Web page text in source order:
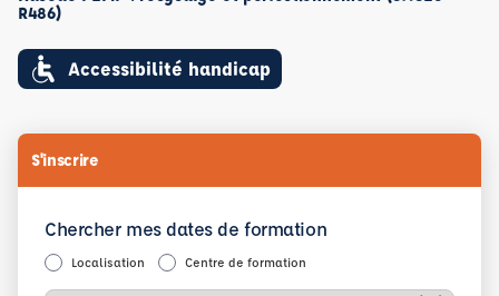
R486)
Accessibilité handicap
S'inscrire
Chercher mes dates de formation
Localisation Centre de formation